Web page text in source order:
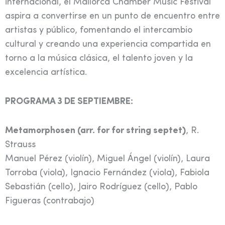
internacional, el Mallorca Chamber Music Festival
aspira a convertirse en un punto de encuentro entre
artistas y público, fomentando el intercambio
cultural y creando una experiencia compartida en
torno a la música clásica, el talento joven y la
excelencia artística.
PROGRAMA 3 DE SEPTIEMBRE:
Metamorphosen (arr. for for string septet), R.
Strauss
Manuel Pérez (violín), Miguel Ángel (violín), Laura
Torroba (viola), Ignacio Fernández (viola), Fabiola
Sebastián (cello), Jairo Rodríguez (cello), Pablo
Figueras (contrabajo)